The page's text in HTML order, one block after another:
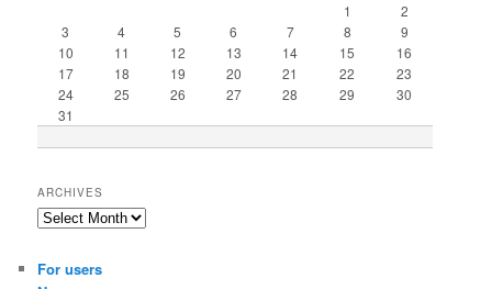
1
2
3
4 5 6 7 8
9
10
11 12 13 14 15
16
17
18 19 20 21 22
23
24
25 26 27 28 29
30
31
ARCHIVES
For users